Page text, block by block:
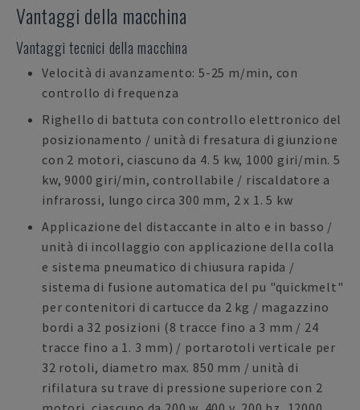
Vantaggi della macchina
Vantaggi tecnici della macchina
Velocità di avanzamento: 5-25 m/min, con
controllo di frequenza
Righello di battuta con controllo elettronico del
posizionamento / unità di fresatura di giunzione
con 2 motori, ciascuno da 4. 5 kw, 1000 giri/min. 5
kw, 9000 giri/min, controllabile / riscaldatore a
infrarossi, lungo circa 300 mm, 2 x 1. 5 kw
Applicazione del distaccante in alto e in basso /
unità di incollaggio con applicazione della colla
e sistema pneumatico di chiusura rapida /
sistema di fusione automatica del pu "quickmelt"
per contenitori di cartucce da 2 kg / magazzino
bordi a 32 posizioni (8 tracce fino a 3 mm / 24
tracce fino a 1. 3 mm) / portarotoli verticale per
32 rotoli, diametro max. 850 mm / unità di
rifilatura su trave di pressione superiore con 2